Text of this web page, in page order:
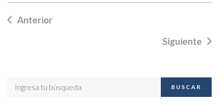
Anterior
Siguiente
BUSCAR